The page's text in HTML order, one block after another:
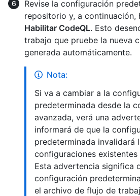
Revise la configuración
repositorio y, a continuación,
Habilitar CodeQL. Esto
trabajo que pruebe la nueva
generada automáticamente.
Nota:
Si va a cambiar a la
predeterminada desde la
avanzada, verá una
informará de que la
predeterminada invalidará
configuraciones existentes
Esta advertencia significa
configuración
el archivo de flujo de